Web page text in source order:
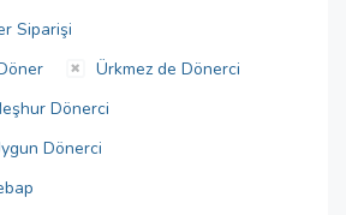
Siparişi
Ürkmez de Dönerci
Dönerci
Dönerci